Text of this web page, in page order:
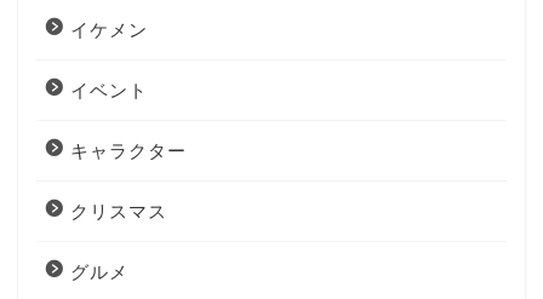
イケメン
イベント
キャラクター
クリスマス
グルメ